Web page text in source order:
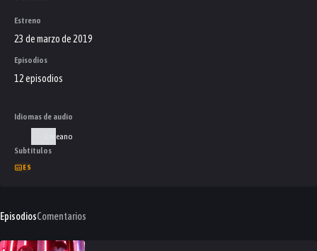
Estreno
23 de marzo de 2019
Episodios
12 episodios
Idiomas de audio
Coreano
Subtítulos
ES
EpisodiosComentarios